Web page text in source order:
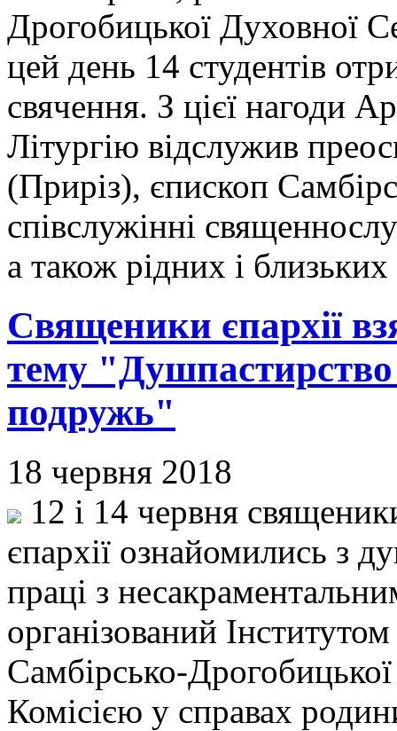
Дрогобицької Духовної
цей день 14 студентів
свячення. З цієї нагоди
Літургію відслужив
(Приріз), єпископ
співслужінні
а також рідних і
Священики єпархії
тему
подружь"
18 червня 2018
12 і 14 червня
єпархії ознайомились з
праці з
організований
Самбірсько-
Комісією у справах